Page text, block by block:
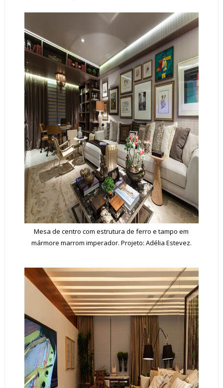
Mesa de centro com estrutura de ferro e tampo em
mármore marrom imperador. Projeto: Adélia Estevez.